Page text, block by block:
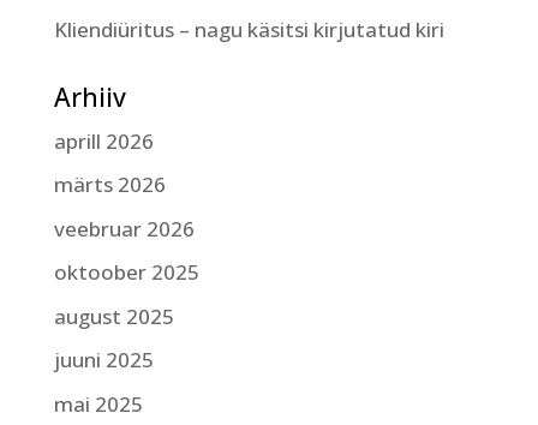
Kliendiüritus – nagu käsitsi kirjutatud kiri
Arhiiv
aprill 2026
märts 2026
veebruar 2026
oktoober 2025
august 2025
juuni 2025
mai 2025